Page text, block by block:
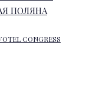
CONGRESS